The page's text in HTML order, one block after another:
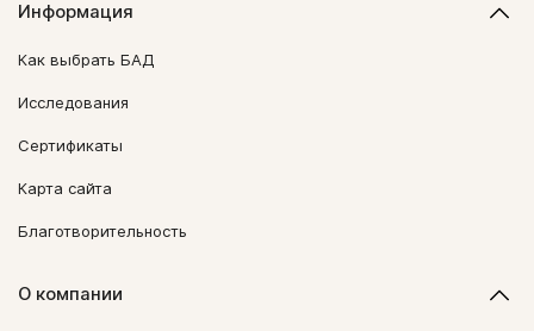
Информация
Как выбрать БАД
Исследования
Сертификаты
Карта сайта
Благотворительность
О компании